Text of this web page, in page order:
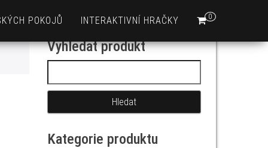
0
POKOJŮ INTERAKTIVNÍ HRAČKY
Vyhledat produkt
Kategorie produktu